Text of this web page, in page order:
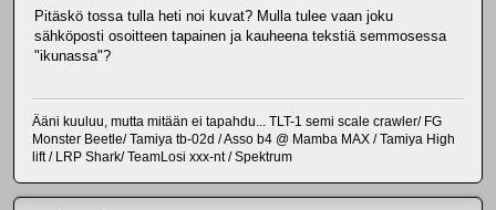
Pitäskö tossa tulla heti noi kuvat? Mulla tulee vaan joku
sähköposti osoitteen tapainen ja kauheena tekstiä semmosessa
"ikunassa"?
Ääni kuuluu, mutta mitään ei tapahdu... TLT-1 semi scale crawler/ FG
Monster Beetle/ Tamiya tb-02d / Asso b4 @ Mamba MAX / Tamiya High
lift / LRP Shark/ TeamLosi xxx-nt / Spektrum